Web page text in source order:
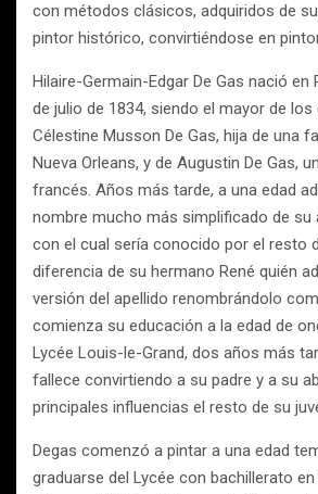
con métodos clásicos, adquiridos de
pintor histórico, convirtiéndose en
Hilaire-Germain-Edgar De Gas nació en
de julio de 1834, siendo el mayor de
Célestine Musson De Gas, hija de una
Nueva Orleans, y de Augustin De Gas,
francés. Años más tarde, a una edad
nombre mucho más simplificado de su
con el cual sería conocido por el resto
diferencia de su hermano René quién
versión del apellido renombrándolo
comienza su educación a la edad de
Lycée Louis-le-Grand, dos años más
fallece convirtiendo a su padre y a su
principales influencias el resto de su
Degas comenzó a pintar a una edad
graduarse del Lycée con bachillerato